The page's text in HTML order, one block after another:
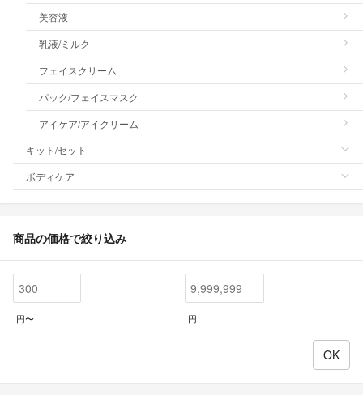
美容液
乳液/ミルク
フェイスクリーム
パック/フェイスマスク
アイケア/アイクリーム
キット/セット
ボディケア
商品の価格で絞り込み
円〜 円